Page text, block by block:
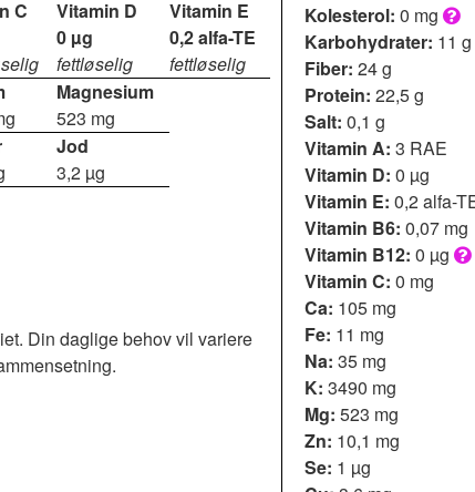
C
Vitamin D
0 µg
fettløselig
Vitamin E
0,2 alfa-TE
fettløselig
Magnesium
523 mg
Jod
3,2 µg
Din daglige behov vil variere
Kolesterol: 0 mg
Karbohydrater: 11 g
Fiber: 24 g
Protein: 22,5 g
Salt: 0,1 g
Vitamin A: 3 RAE
Vitamin D: 0 µg
Vitamin E: 0,2 alfa-
Vitamin B6: 0,07 mg
Vitamin B12: 0 µg
Vitamin C: 0 mg
Ca: 105 mg
Fe: 11 mg
Na: 35 mg
K: 3490 mg
Mg: 523 mg
Zn: 10,1 mg
Se: 1 µg